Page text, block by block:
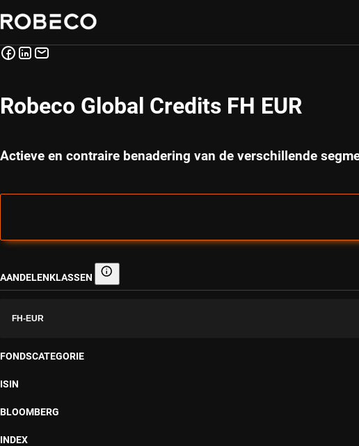
Robeco Global Credits FH EUR
Actieve en contraire benadering van de verschillende
AANDELENKLASSEN Aandelenklassen
FH-EUR
FONDSCATEGORIE
ISIN
BLOOMBERG
INDEX